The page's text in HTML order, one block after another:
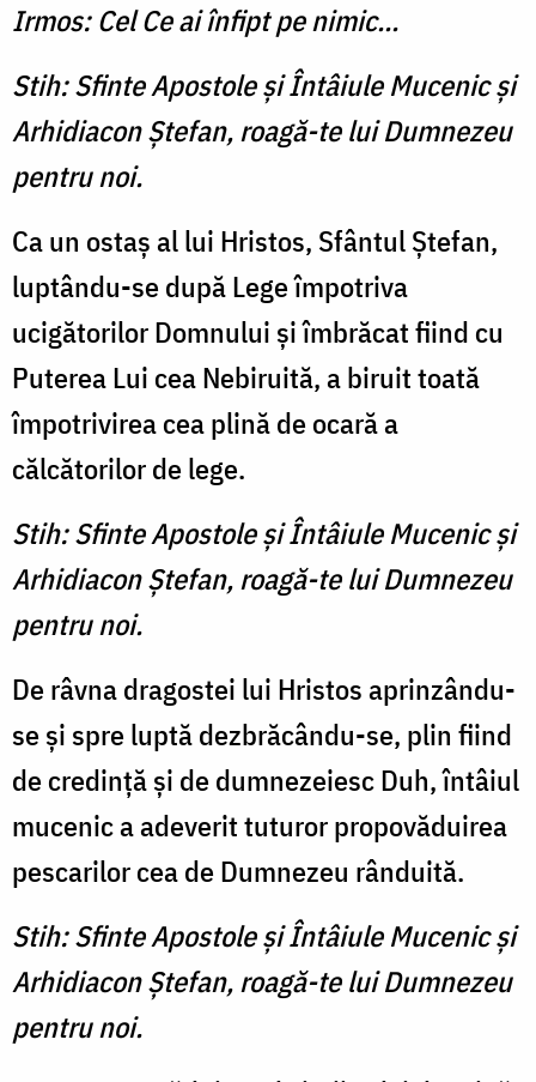
Irmos: Cel Ce ai înfipt pe nimic...
Stih: Sfinte Apostole şi Întâiule Mucenic şi
Arhidiacon Ştefan, roagă-te lui Dumnezeu
pentru noi.
Ca un ostaş al lui Hristos, Sfântul Ştefan,
luptându-se după Lege împotriva
ucigătorilor Domnului şi îmbrăcat fiind cu
Puterea Lui cea Nebiruită, a biruit toată
împotrivirea cea plină de ocară a
călcătorilor de lege.
Stih: Sfinte Apostole şi Întâiule Mucenic şi
Arhidiacon Ştefan, roagă-te lui Dumnezeu
pentru noi.
De râvna dragostei lui Hristos aprinzându-
se şi spre luptă dezbrăcându-se, plin fiind
de credinţă şi de dumnezeiesc Duh, întâiul
mucenic a adeverit tuturor propovăduirea
pescarilor cea de Dumnezeu rânduită.
Stih: Sfinte Apostole şi Întâiule Mucenic şi
Arhidiacon Ştefan, roagă-te lui Dumnezeu
pentru noi.